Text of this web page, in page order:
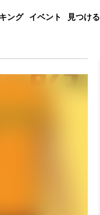
ング イベント 見つける